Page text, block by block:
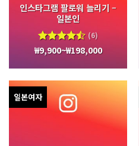
인스타그램 팔로워 늘리기 –
일본인
5 중에서
4.50
평가됨
(6)
₩9,900~₩198,000
일본여자